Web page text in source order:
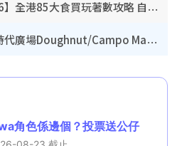
【8月生日優惠2026】全港85大食買玩著數攻略 自助餐/火鍋放題同行免費＋誠品/DONKI送現金券
開倉優惠｜銅鑼灣時代廣場Doughnut/Campo Marzio開倉低至1折！背囊、書包、手袋劈價$200起